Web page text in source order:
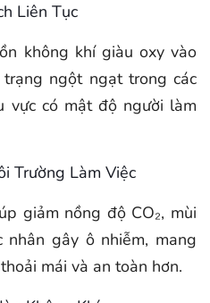
Liên Tục
không khí giàu oxy vào
ngột ngạt trong các
vực có mật độ người làm
Trường Làm Việc
giảm nồng độ CO₂, mùi
gây ô nhiễm, mang
mái và an toàn hơn.